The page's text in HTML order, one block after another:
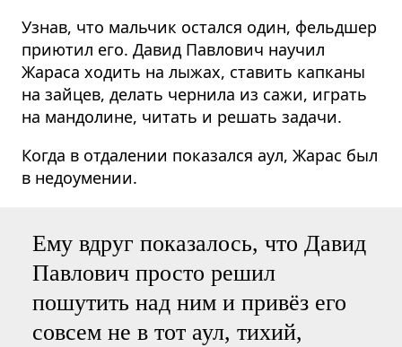
Узнав, что мальчик остался один, фельдшер
приютил его. Давид Павлович научил
Жараса ходить на лыжах, ставить капканы
на зайцев, делать чернила из сажи, играть
на мандолине, читать и решать задачи.
Когда в отдалении показался аул, Жарас был
в недоумении.
Ему вдруг показалось, что Давид
Павлович просто решил
пошутить над ним и привёз его
совсем не в тот аул, тихий,